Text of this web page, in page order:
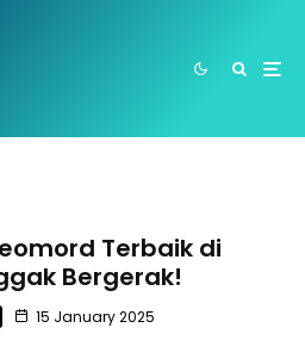
Terbaik di
Bergerak!
15 January 2025